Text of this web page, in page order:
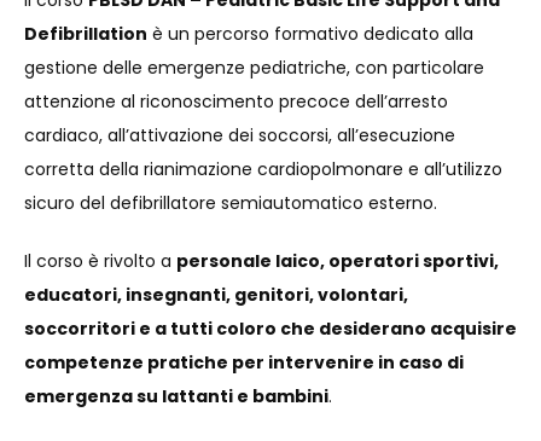
Defibrillation è un percorso formativo dedicato alla
gestione delle emergenze pediatriche, con particolare
attenzione al riconoscimento precoce dell’arresto
cardiaco, all’attivazione dei soccorsi, all’esecuzione
corretta della rianimazione cardiopolmonare e all’utilizzo
sicuro del defibrillatore semiautomatico esterno.
Il corso è rivolto a personale laico, operatori sportivi,
educatori, insegnanti, genitori, volontari,
soccorritori e a tutti coloro che desiderano acquisire
competenze pratiche per intervenire in caso di
emergenza su lattanti e bambini.